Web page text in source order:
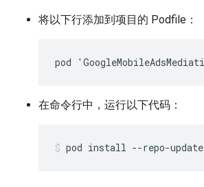
将以下行添加到项目的 Podfile：
在命令行中，运行以下代码：
pod install --repo-update